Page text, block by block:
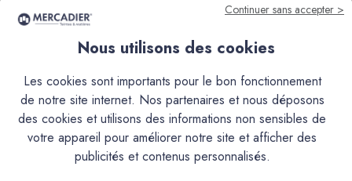
Mercadier
Enduit Béton Coloré - EBC -
Echantillon Matière &
Couleur
2,70€
Enduit Béton Coloré - EBC -
Essai
34,60€
Continuer sans accepter >
Nous utilisons des cookies
Les cookies sont importants pour le bon fonctionnement
de notre site internet. Nos partenaires et nous déposons
des cookies et utilisons des informations non sensibles de
votre appareil pour améliorer notre site et afficher des
publicités et contenus personnalisés.